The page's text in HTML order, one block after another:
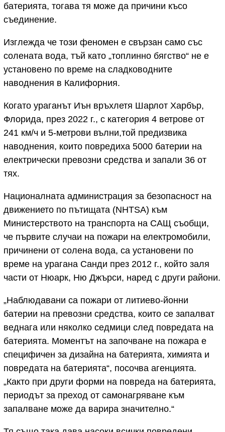
батерията, тогава тя може да причини късо
съединение.
Изглежда че този феномен е свързан само със
солената вода, тъй като „топлинно бягство“ не е
установено по време на сладководните
наводнения в Калифорния.
Когато ураганът Иън връхлетя Шарлот Харбър,
Флорида, през 2022 г., с категория 4 ветрове от
241 км/ч и 5-метрови вълни,той предизвика
наводнения, които повредиха 5000 батерии на
електрически превозни средства и запали 36 от
тях.
Националната администрация за безопасност на
движението по пътищата (NHTSA) към
Министерството на транспорта на САЩ съобщи,
че първите случаи на пожари на електромобили,
причинени от солена вода, са установени по
време на урагана Санди през 2012 г., който заля
части от Нюарк, Ню Джърси, наред с други райони.
„Наблюдавани са пожари от литиево-йонни
батерии на превозни средства, които се запалват
веднага или няколко седмици след повредата на
батерията. Моментът на започване на пожара е
специфичен за дизайна на батерията, химията и
повредата на батерията“, посочва агенцията.
„Както при други форми на повреда на батерията,
периодът за преход от самонагряване към
запалване може да варира значително.“